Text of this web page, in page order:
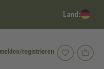
Land:
registrieren